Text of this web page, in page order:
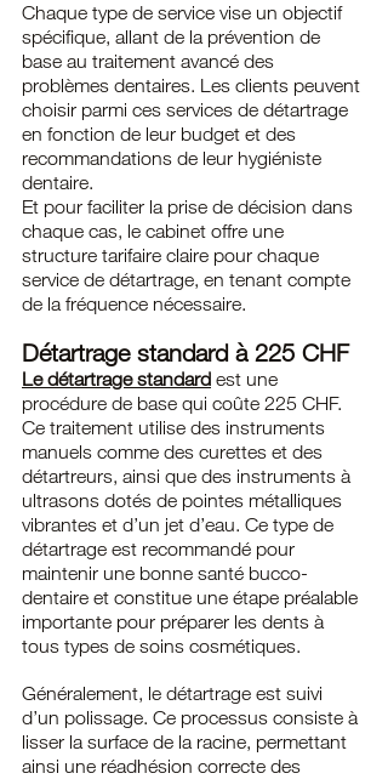
Chaque type de service vise un objectif
spécifique, allant de la prévention de
base au traitement avancé des
problèmes dentaires. Les clients peuvent
choisir parmi ces services de détartrage
en fonction de leur budget et des
recommandations de leur hygiéniste
dentaire.
Et pour faciliter la prise de décision dans
chaque cas, le cabinet offre une
structure tarifaire claire pour chaque
service de détartrage, en tenant compte
de la fréquence nécessaire.
Détartrage standard à 225 CHF
Le détartrage standard est une
procédure de base qui coûte 225 CHF.
Ce traitement utilise des instruments
manuels comme des curettes et des
détartreurs, ainsi que des instruments à
ultrasons dotés de pointes métalliques
vibrantes et d’un jet d’eau. Ce type de
détartrage est recommandé pour
maintenir une bonne santé bucco-
dentaire et constitue une étape préalable
importante pour préparer les dents à
tous types de soins cosmétiques.
Généralement, le détartrage est suivi
d’un polissage. Ce processus consiste à
lisser la surface de la racine, permettant
ainsi une réadhésion correcte des